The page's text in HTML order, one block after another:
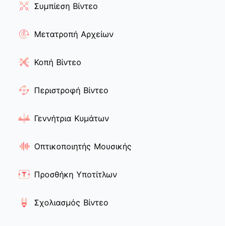
Συμπίεση Βίντεο
Μετατροπή Αρχείων
Κοπή Βίντεο
Περιστροφή Βίντεο
Γεννήτρια Κυμάτων
Οπτικοποιητής Μουσικής
Προσθήκη Υποτίτλων
Σχολιασμός Βίντεο